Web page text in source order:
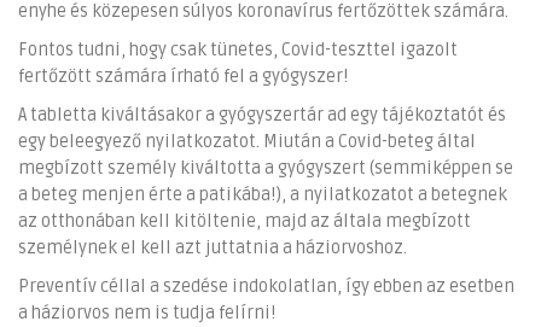
enyhe és közepesen súlyos koronavírus fertőzöttek számára.
Fontos tudni, hogy csak tünetes, Covid-teszttel igazolt
fertőzött számára írható fel a gyógyszer!
A tabletta kiváltásakor a gyógyszertár ad egy tájékoztatót és
egy beleegyező nyilatkozatot. Miután a Covid-beteg által
megbízott személy kiváltotta a gyógyszert (semmiképpen se
a beteg menjen érte a patikába!), a nyilatkozatot a betegnek
az otthonában kell kitöltenie, majd az általa megbízott
személynek el kell azt juttatnia a háziorvoshoz.
Preventív céllal a szedése indokolatlan, így ebben az esetben
a háziorvos nem is tudja felírni!